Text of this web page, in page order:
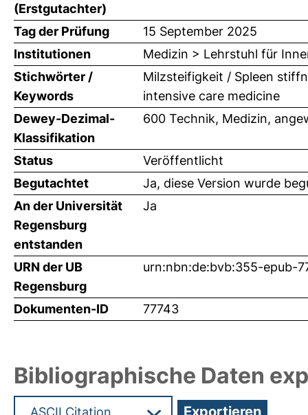
(Erstgutachter)
Tag der Prüfung
15 September 2025
Institutionen
Medizin > Lehrstuhl für
Stichwörter /
Keywords
Milzsteifigkeit / Spleen
intensive care medicine
Dewey-Dezimal-
Klassifikation
600 Technik, Medizin,
Status
Veröffentlicht
Begutachtet
Ja, diese Version wurde
An der Universität
Regensburg
entstanden
Ja
URN der UB
Regensburg
urn:nbn:de:bvb:355-epub-
Dokumenten-ID 77743
Bibliographische Daten